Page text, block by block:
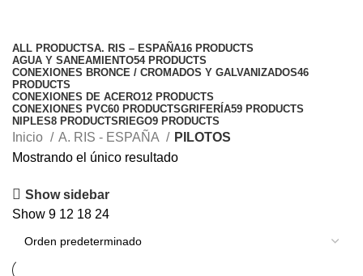
ALL PRODUCTSA. RIS – ESPAÑA16 PRODUCTS
AGUA Y SANEAMIENTO54 PRODUCTS
CONEXIONES BRONCE / CROMADOS Y GALVANIZADOS46
PRODUCTS
CONEXIONES DE ACERO12 PRODUCTS
CONEXIONES PVC60 PRODUCTSGRIFERÍA59 PRODUCTS
NIPLES8 PRODUCTS RIEGO9 PRODUCTS
Inicio A. RIS - ESPAÑA
PILOTOS
Mostrando el único resultado
Show sidebar
Show 9 12 18 24